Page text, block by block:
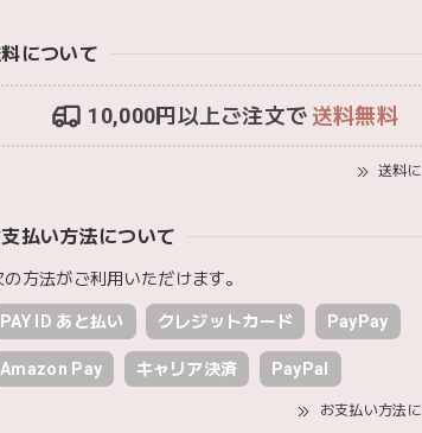
について
10,000円以上ご注文で 送料無料
送料
払い方法について
の方法がご利用いただけます。
PAY ID あと払い クレジットカード PayPay
Amazon Pay キャリア決済 PayPal
お支払い方法